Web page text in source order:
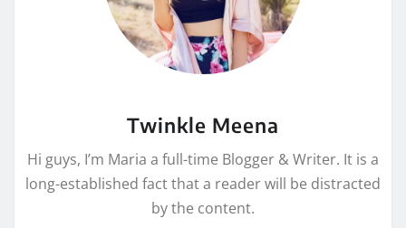
Twinkle Meena
Hi guys, I’m Maria a full-time Blogger & Writer. It is a
long-established fact that a reader will be distracted
by the content.